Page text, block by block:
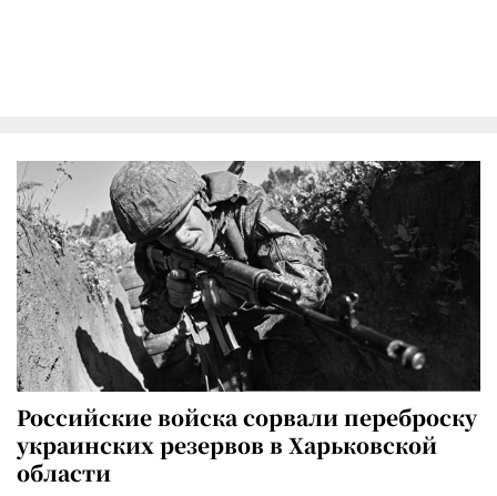
Российские войска сорвали переброску
украинских резервов в Харьковской
области